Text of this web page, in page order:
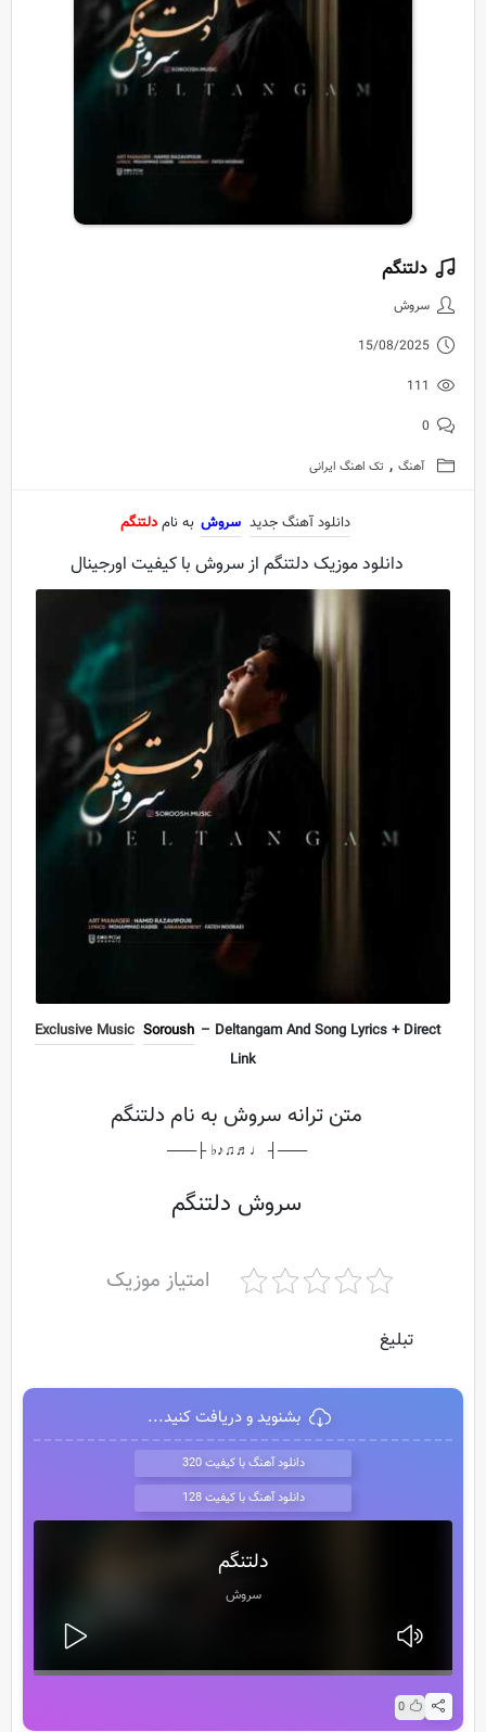
دانلود آهنگ جدید سروش به نام
دلتنگم
سروش
15/08/2025
111
0
آهنگ , تک اهنگ ایرانی
دانلود آهنگ جدید سروش به نام دلتنگم
دانلود موزیک دلتنگم از سروش با کیفیت اورجینال
Exclusive Music Soroush – Deltangam And Song Lyrics + Direct
Link
متن ترانه سروش به نام دلتنگم
───┤ ♩♬♫♪♭ ├───
سروش دلتنگم
امتیاز موزیک
تبلیغ
بشنوید و دریافت کنید...
دانلود آهنگ با کیفیت 320
دانلود آهنگ با کیفیت 128
دلتنگم
سروش
0